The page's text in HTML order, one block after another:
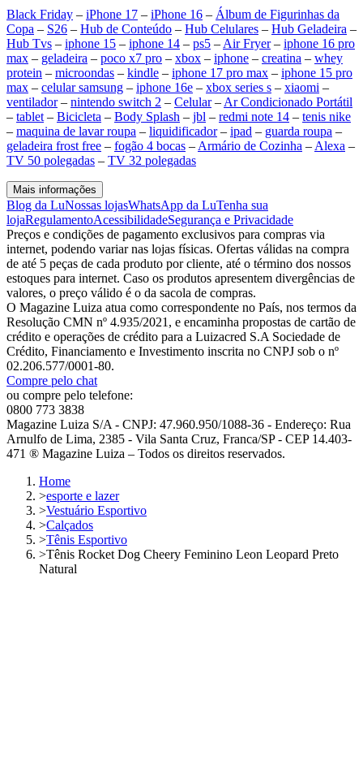
Black Friday – iPhone 17 – iPhone 16 – Álbum de Figurinhas da
Copa – S26 – Hub de Conteúdo – Hub Celulares – Hub Geladeira –
Hub Tvs – iphone 15 – iphone 14 – ps5 – Air Fryer– iphone 16 pro
max – geladeira – poco x7 pro – xbox – iphone – creatina – whey
protein – microondas – kindle – iphone 17 pro max – iphone 15 pro
max – celular samsung – iphone 16e – xbox series s – xiaomi –
ventilador– nintendo switch 2 – Celular– Ar Condicionado Portátil
– tablet – Bicicleta – Body Splash – jbl – redmi note 14 – tenis nike
– maquina de lavar roupa – liquidificador– ipad – guarda roupa –
geladeira frost free – fogão 4 bocas – Armário de Cozinha – Alexa –
TV 50 polegadas – TV 32 polegadas
Mais informações
Blog da LuNossas lojasWhatsApp da LuTenha sua
lojaRegulamentoAcessibilidadeSegurança e Privacidade
Preços e condições de pagamento exclusivos para compras via
internet, podendo variar nas lojas físicas. Ofertas válidas na compra
de até 5 peças de cada produto por cliente, até o término dos nossos
estoques para internet. Caso os produtos apresentem divergências de
valores, o preço válido é o da sacola de compras.
O Magazine Luiza atua como correspondente no País, nos termos da
Resolução CMN nº 4.935/2021, e encaminha propostas de cartão de
crédito e operações de crédito para a Luizacred S.A Sociedade de
Crédito, Financiamento e Investimento inscrita no CNPJ sob o nº
02.206.577/0001-80.
Compre pelo chat
ou compre pelo telefone:
0800 773 3838
Magazine Luiza S/A - CNPJ: 47.960.950/1088-36 - Endereço: Rua
Arnulfo de Lima, 2385 - Vila Santa Cruz, Franca/SP - CEP 14.403-
471 ® Magazine Luiza – Todos os direitos reservados.
Home
>esporte e lazer
>Vestuário Esportivo
>Calçados
>Tênis Esportivo
>Tênis Rocket Dog Cheery Feminino Leon Leopard Preto
Natural